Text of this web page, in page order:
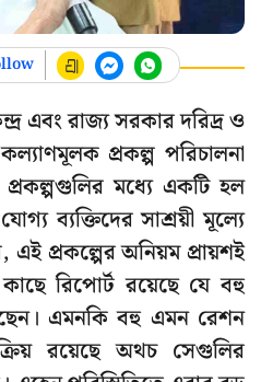
এবং রাজ্য সরকার দরিদ্র ও
প্রকল্প পরিচালনা
মধ্যে একটি হল
ব্যক্তিদের সাশ্রয়ী মূল্যে
প্রকল্পের অনিয়ম প্রায়শই
রিপোর্ট রয়েছে যে বহু
এমনকি বহু এমন রেশন
রয়েছে অথচ সেগুলির